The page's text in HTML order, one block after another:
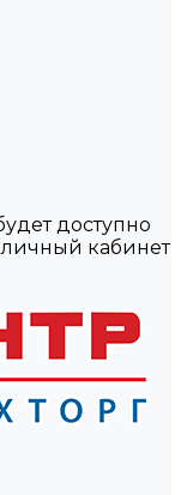
доступно
личный кабинет